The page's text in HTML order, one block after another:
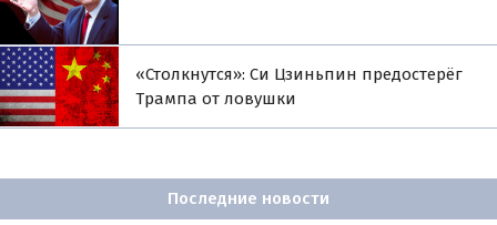
«Столкнутся»: Си Цзиньпин предостерёг
Трампа от ловушки
Последние новости